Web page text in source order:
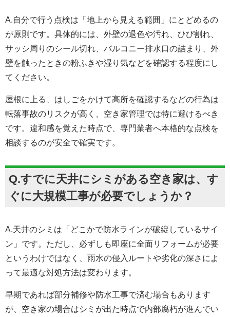
A.自分で行う点検は「地上から見える範囲」にとどめるの
が原則です。具体的には、外壁の退色や汚れ、ひび割れ、
サッシ周りのシール切れ、バルコニー排水口の詰まり、外
壁を触ったときの粉ふきや湿り気などを確認する程度にし
てください。
屋根に上る、はしごをかけて高所を確認するなどの行為は
転落事故のリスクが高く、空き家管理では特に避けるべき
です。違和感を覚えた時点で、専門業者へ本格的な点検を
相談するのが安全で確実です。
Q.すでに天井にシミがある空き家は、す
ぐに大規模工事が必要でしょうか？
A.天井のシミは「どこかで防水ラインが破綻しているサイ
ン」です。ただし、必ずしも即座に全面リフォームが必要
というわけではなく、雨水の侵入ルートや劣化の深さによ
って最適な対処方法は変わります。
早期であれば部分補修や防水工事で済む場合もあります
が、空き家の場合はシミが出た時点で内部腐朽が進んでい